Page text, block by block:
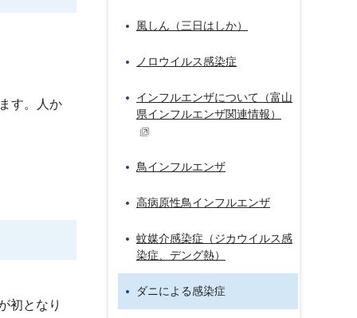
す。人か
初となり
風しん（三日はしか）
ノロウイルス感染症
インフルエンザについて（富山
県インフルエンザ関連情報）
鳥インフルエンザ
高病原性鳥インフルエンザ
蚊媒介感染症（ジカウイルス感
染症、デング熱）
ダニによる感染症